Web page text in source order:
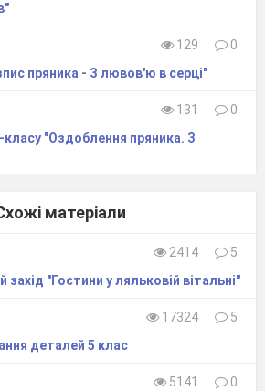
та
129
0
пряника - З лювов'ю в серці"
131
0
"Оздоблення пряника. З
матеріали
2414
5
захід "Гостини у ляльковій вітальні"
17324
5
деталей 5 клас
5141
0